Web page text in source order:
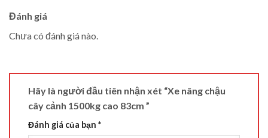
Đánh giá
Chưa có đánh giá nào.
Hãy là người đầu tiên nhận xét “Xe nâng chậu
cây cảnh 1500kg cao 83cm ”
Đánh giá của bạn *